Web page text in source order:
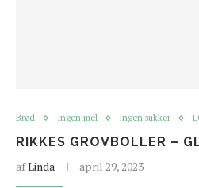
Brød Ingen mel ingen sukker
RIKKES GROVBOLLER –
afLinda april 29, 2023